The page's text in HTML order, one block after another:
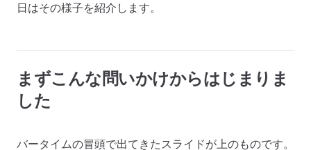
日はその様子を紹介します。
まずこんな問いかけからはじまりま
した
バータイムの冒頭で出てきたスライドが上のものです。